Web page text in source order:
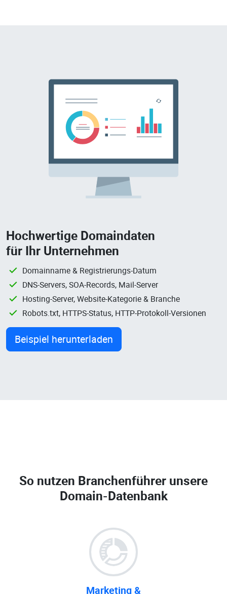
Hochwertige Domaindaten
für Ihr Unternehmen
Domainname & Registrierungs-Datum
DNS-Servers, SOA-Records, Mail-Server
Hosting-Server, Website-Kategorie & Branche
Robots.txt, HTTPS-Status, HTTP-Protokoll-Versionen
Beispiel herunterladen
So nutzen Branchenführer unsere
Domain-Datenbank
Marketing &